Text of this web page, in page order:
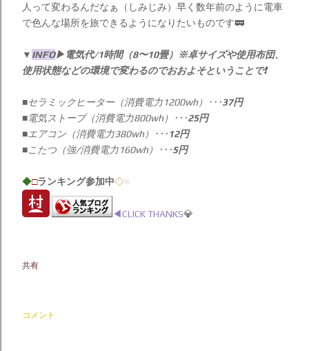
人って変わるんだなぁ（しみじみ）早く数年前のように電車
で色んな場所を旅できるようになりたいものです🚃
▼ INFO▶︎電気代/1時間（8〜10畳）※卓サイズや使用布団、
使用状態などの環境で変わるのでおおよそということで❗️
■セラミックヒーター（消費電力1200wh）･･･37円
■電気ストーブ（消費電力800wh）･･･25円
■エアコン（消費電力380wh）･･･12円
■こたつ（強/消費電力160wh）･･･5円
◆□ランキング参加中◇
◀︎CLICK THANKS💎
共有
コメント